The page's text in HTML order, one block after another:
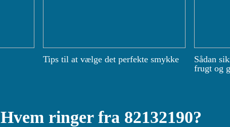
Tips til at vælge det perfekte smykke
Sådan
frugt og
Hvem ringer fra 82132190?